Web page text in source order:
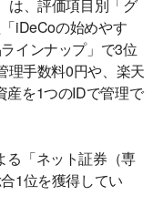
は、評価項目別「グ
iDeCoの始めやす
インナップ」で3位
理手数料0円や、楽天
産を1つのIDで管理で
「ネット証券（専
1位を獲得してい